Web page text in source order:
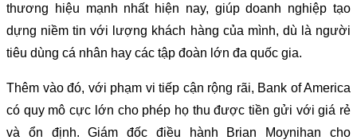
thương hiệu mạnh nhất hiện nay, giúp doanh nghiệp tạo
dựng niềm tin với lượng khách hàng của mình, dù là người
tiêu dùng cá nhân hay các tập đoàn lớn đa quốc gia.
Thêm vào đó, với phạm vi tiếp cận rộng rãi, Bank of America
có quy mô cực lớn cho phép họ thu được tiền gửi với giá rẻ
và ổn định. Giám đốc điều hành Brian Moynihan cho